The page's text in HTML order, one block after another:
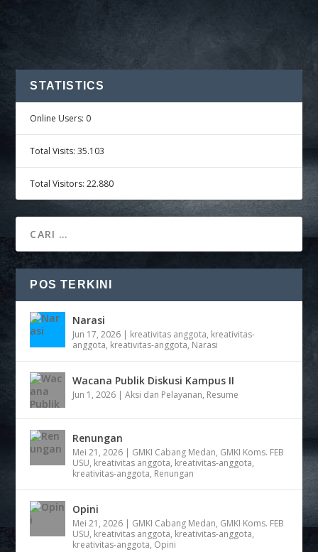
STATISTICS
Online Users: 0
Total Visits:35.103
Total Visitors:22.880
POS TERKINI
Narasi
Jun 17, 2026 | kreativitas anggota, kreativitas-
anggota, kreativitas-anggota, Narasi
Wacana Publik Diskusi Kampus II
Jun 1, 2026 |Aksi dan Pelayanan, Resume
Renungan
Mei 21, 2026 | GMKI Cabang Medan, GMKI Koms. FEB
USU, kreativitas anggota, kreativitas-anggota,
kreativitas-anggota, Renungan
Opini
Mei 21, 2026 | GMKI Cabang Medan, GMKI Koms. FEB
USU, kreativitas anggota, kreativitas-anggota,
kreativitas-anggota, Opini